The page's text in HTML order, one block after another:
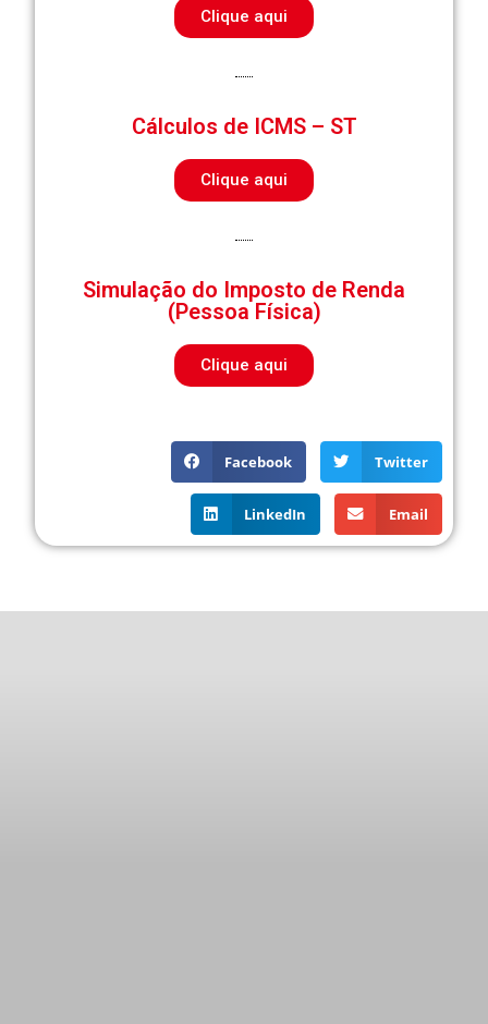
Clique aqui
Cálculos de ICMS – ST
Clique aqui
Simulação do Imposto de Renda
(Pessoa Física)
Clique aqui
Facebook Twitter
LinkedIn Email